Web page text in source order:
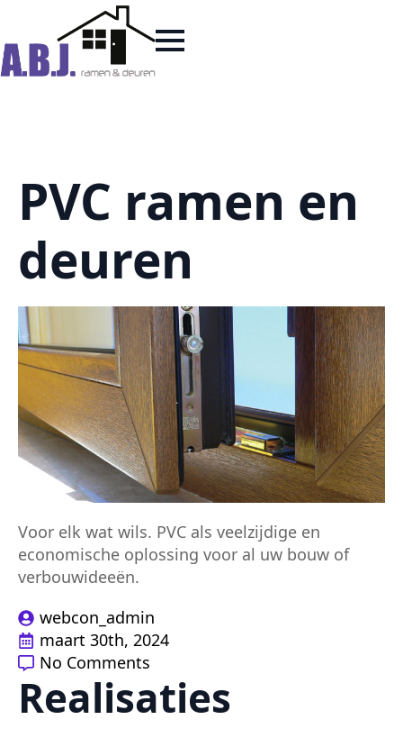
PVC ramen en
deuren
Voor elk wat wils. PVC als veelzijdige en
economische oplossing voor al uw bouw of
verbouwideeën.
webcon_admin
maart 30th, 2024
No Comments
Realisaties